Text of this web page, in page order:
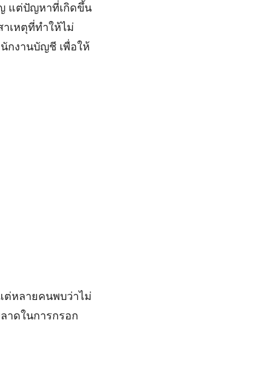
แต่ปัญหาที่เกิดขึ้น
เหตุที่ทำให้ไม่
กงานบัญชี เพื่อให้
ต่หลายคนพบว่าไม่
าดในการกรอก